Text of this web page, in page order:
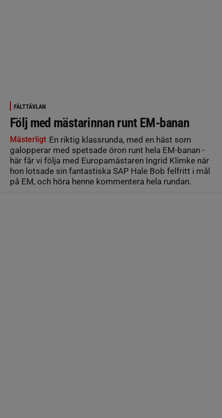
FÄLTTÄVLAN
Följ med mästarinnan runt EM-banan
Mästerligt En riktig klassrunda, med en häst som
galopperar med spetsade öron runt hela EM-banan -
här får vi följa med Europamästaren Ingrid Klimke när
hon lotsade sin fantastiska SAP Hale Bob felfritt i mål
på EM, och höra henne kommentera hela rundan.